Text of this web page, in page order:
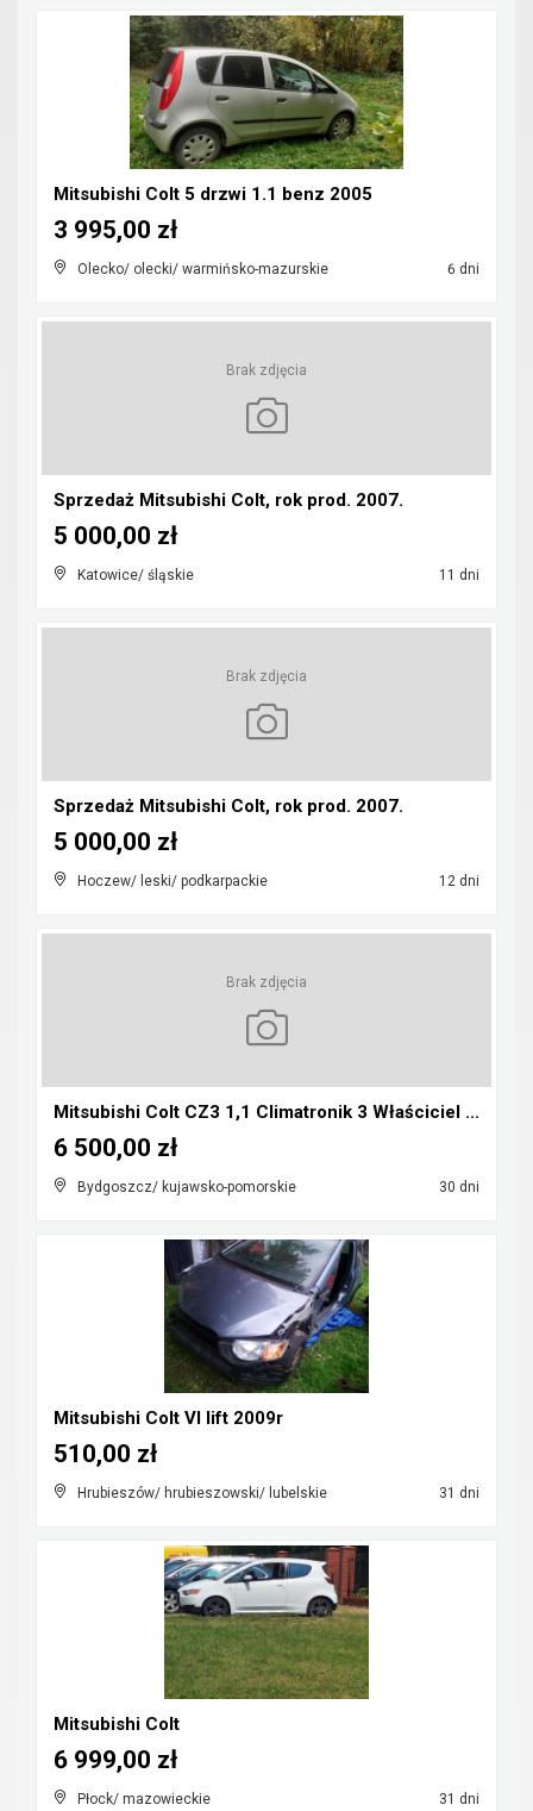
Mitsubishi Colt 5 drzwi 1.1 benz 2005
Olecko/ olecki/ warmińsko-mazurskie 6 dni
3 995,00 zł
Brak zdjęcia
Sprzedaż Mitsubishi Colt, rok prod. 2007.
Katowice/ śląskie 11 dni
5 000,00 zł
Brak zdjęcia
Sprzedaż Mitsubishi Colt, rok prod. 2007.
Hoczew/ leski/ podkarpackie 12 dni
5 000,00 zł
Brak zdjęcia
Mitsubishi Colt CZ3 1,1 Climatronik 3 Właściciel ...
Bydgoszcz/ kujawsko-pomorskie 30 dni
6 500,00 zł
Mitsubishi Colt VI lift 2009r
Hrubieszów/ hrubieszowski/ lubelskie 31 dni
510,00 zł
Mitsubishi Colt
Płock/ mazowieckie 31 dni
6 999,00 zł